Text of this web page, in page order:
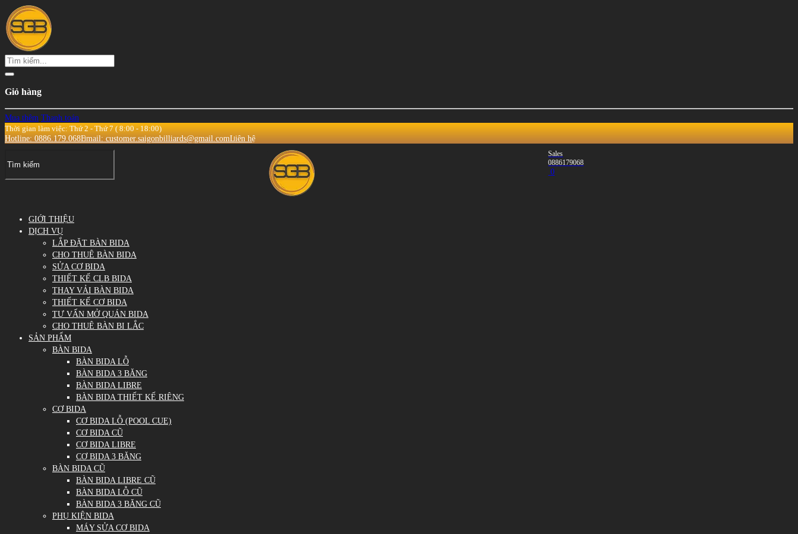
Giỏ hàng
Mua thêm Thanh toán
Thời gian làm việc: Thứ 2 - Thứ 7 ( 8:00 - 18:00)
Hotline: 0886.179.068Email: customer.saigonbilliards@gmail.comLiên hệ
Sales
0886179068
0
GIỚI THIỆU
DỊCH VỤ
LẮP ĐẶT BÀN BIDA
CHO THUÊ BÀN BIDA
SỬA CƠ BIDA
THIẾT KẾ CLB BIDA
THAY VẢI BÀN BIDA
THIẾT KẾ CƠ BIDA
TƯ VẤN MỞ QUÁN BIDA
CHO THUÊ BÀN BI LẮC
SẢN PHẨM
BÀN BIDA
BÀN BIDA LỖ
BÀN BIDA 3 BĂNG
BÀN BIDA LIBRE
BÀN BIDA THIẾT KẾ RIÊNG
CƠ BIDA
CƠ BIDA LỖ (POOL CUE)
CƠ BIDA CŨ
CƠ BIDA LIBRE
CƠ BIDA 3 BĂNG
BÀN BIDA CŨ
BÀN BIDA LIBRE CŨ
BÀN BIDA LỖ CŨ
BÀN BIDA 3 BĂNG CŨ
PHỤ KIỆN BIDA
MÁY SỬA CƠ BIDA